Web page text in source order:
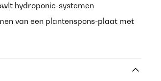
hydroponic-systemen
van een plantenspons-plaat met